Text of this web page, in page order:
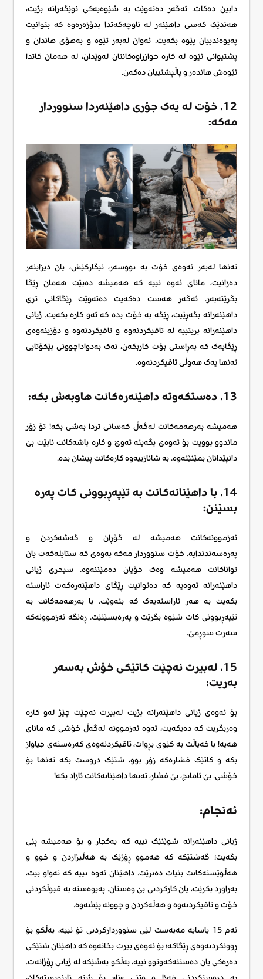
دابین دەکات. ئەگەر دەتەوێت بە شێوەیەکی نوێگەرانە بژیت،
هەندێک کەسی داهێنەر لە ناوچەکەتدا بدۆزەرەوە کە بتوانیت
پەیوەندییان پێوە بکەیت. ئەوان لەبەر ئێوە و بەهۆی هاندان و
پشتیوانی ئێوە لە کارە خوازراوەکانتان لەوێدان، لە هەمان کاتدا
ئێوەش هاندەر و پاڵپشتییان دەکەن.
12. خۆت لە یەک جۆری داهێنەردا سنووردار
مەکە:
تەنها لەبەر ئەوەی خۆت بە نووسەر، نیگارکێش، یان دیزاینەر
دەزانیت، مانای ئەوە نییە کە هەمیشە دەبێت هەمان ڕێگا
بگرێتەبەر. ئەگەر هەست دەکەیت دەتەوێت ڕێگاکانی تری
داهێنەرانە بگەڕێیت، ڕێگە بە خۆت بدە کە ئەو کارە بکەیت. ژیانی
داهێنەرانه بریتییە لە تاقیکردنەوە و تاقیکردنەوە و دۆزینەوەی
ڕێگایەک کە بەڕاستی بۆت کاربکەن، نەک بەدواداچوونی بێکۆتایی
تەنها یەک هەوڵی تاقیکردنەوە.
13. دەستکەوتە داهێنەرەکانت هاوبەش بکە:
هەمیشە بەرهەمەکانت لەگەڵ کەسانی تردا بەشی بکە! تۆ زۆر
ماندوو بوویت بۆ ئەوەی بگەیتە ئەوێ و کارە باشەکانت نابێت بێ
دانپێدانان بمێنێتەوە. بە شانازییەوە کارەکانت پیشان بدە.
14. با داهێنانەکانت بە تێپەڕبوونی کات پەرە
بسێنن:
ئەزموونەکانت هەمیشە لە گۆڕان و گەشەکردن و
پەرەسەندندایە. خۆت سنووردار مەکە بەوەی کە ستایلەکەت یان
تواناکانت هەمیشە وەک خۆیان دەمێننەوە. سیحری ژیانی
داهێنەرانه ئەوەیە کە دەتوانیت ڕێگای داهێنەرەکەت ئاراستە
بکەیت بە هەر ئاراستەیەک کە بتەوێت. با بەرهەمەکانت بە
تێپەڕبوونی کات شێوە بگرێت و پەرەبسێنێت. ڕەنگە ئەزموونەکە
سەرت سوڕمێ.
15. لەبیرت نەچێت کاتێکی خۆش بەسەر
بەریت:
بۆ ئەوەی ژیانی داهێنەرانه بژیت لەبیرت نەچێت چێژ لەو کارە
وەربگریت کە دەیکەیت، ئەوە ئەزموونە لەگەڵ خۆشی کە مانای
هەیە! با خەیاڵت بە کێوی بڕوات، تاقیکردنەوەی کەرەستەی جیاواز
بکە و کاتێک فشارەکە زۆر بوو، شتێک دروست بکە تەنها بۆ
خۆشی. بێ ئامانج، بێ فشار، تەنها داهێنانەکانت ئازاد بکە!
ئەنجام:
ژیانی داهێنەرانه شوێنێک نییە کە یەکجار و بۆ هەمیشە پێی
بگەیت؛ گەشتێکە کە هەموو ڕۆژێک بە هەڵبژاردن و خوو و
هەڵوێستەکانت بنیات دەنرێت. داهێنان ئەوە نییە کە تەواو بیت،
بەراورد بکرێت، یان کارکردنی بێ وەستان. پەیوەستە بە قبوڵکردنی
خۆت و تاقیکردنەوە و هەڵەکردن و چوونە پێشەوە.
ئەم 15 یاسایە مەبەست لێی سنووردارکردنی تۆ نییە، بەڵکو بۆ
ڕوونکردنەوەی ڕێگاکە؛ بۆ ئەوەی بیرت بخاتەوە کە داهێنان شتێکی
دەرەکی یان دەستنەکەوتوو نییە، بەڵکو بەشێکە لە ژیانی ڕۆژانەت.